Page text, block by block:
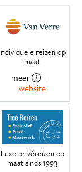
Individuele reizen op
maat
meer
website
Luxe privéreizen op
maat sinds 1993